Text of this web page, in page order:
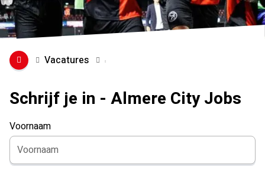
Vacatures
Schrijf je in - Almere City Jobs
Voornaam